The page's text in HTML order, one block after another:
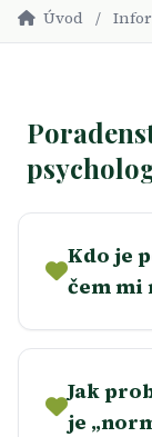
Úvod /
Kdo je
čem mi
Jak
je